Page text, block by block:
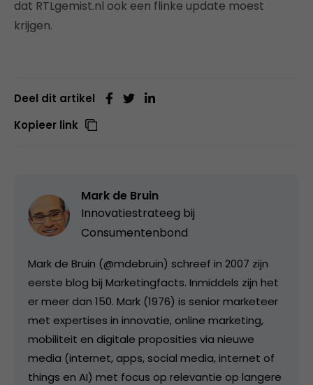
dat RTLgemist.nl ook een flinke update moest
krijgen.
Deel dit artikel
Kopieer link
Mark de Bruin
Innovatiestrateeg bij
Consumentenbond
Mark de Bruin (@mdebruin) schreef in 2007 zijn
eerste blog bij Marketingfacts. Inmiddels zijn het
er meer dan 150. Mark (1976) is senior marketeer
met expertises in innovatie, online marketing,
mobiliteit en digitale proposities via nieuwe
media (internet, apps, social media, internet of
things en AI) met focus op relevantie op langere